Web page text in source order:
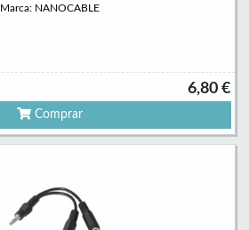
Marca: NANOCABLE
6,80 €
Comprar